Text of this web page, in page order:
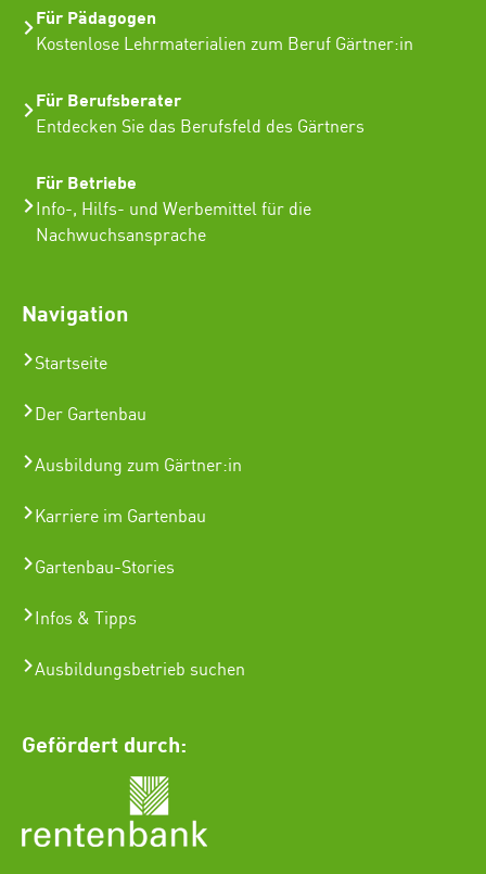
Für Pädagogen
Kostenlose Lehrmaterialien zum Beruf Gärtner:in
Für Berufsberater
Entdecken Sie das Berufsfeld des Gärtners
Für Betriebe
Info-, Hilfs- und Werbemittel für die
Nachwuchsansprache
Navigation
Startseite
Der Gartenbau
Ausbildung zum Gärtner:in
Karriere im Gartenbau
Gartenbau-Stories
Infos & Tipps
Ausbildungsbetrieb suchen
Gefördert durch: